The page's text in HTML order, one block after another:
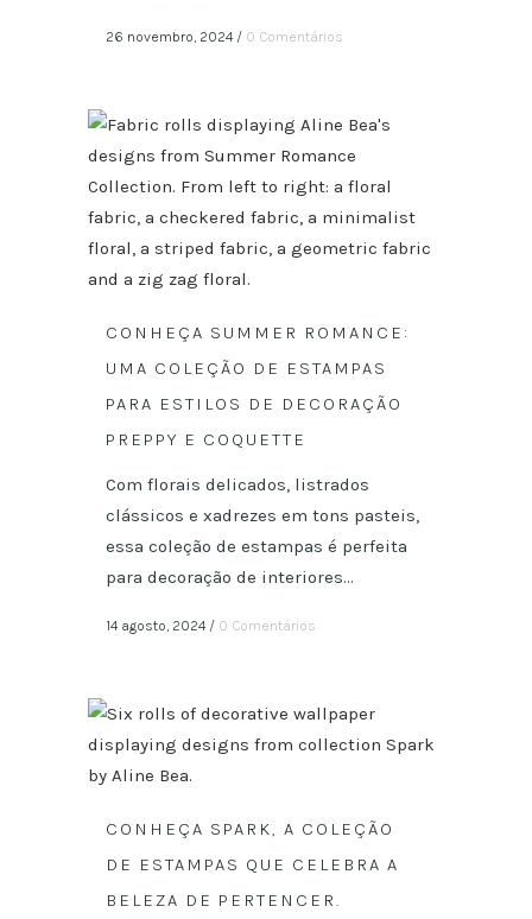
26 novembro, 2024/ 0 Comentários
CONHEÇA SUMMER ROMANCE:
UMA COLEÇÃO DE ESTAMPAS
PARA ESTILOS DE DECORAÇÃO
PREPPY E COQUETTE
Com florais delicados, listrados
clássicos e xadrezes em tons pasteis,
essa coleção de estampas é perfeita
para decoração de interiores...
14 agosto, 2024/ 0 Comentários
CONHEÇA SPARK, A COLEÇÃO
DE ESTAMPAS QUE CELEBRA A
BELEZA DE PERTENCER.